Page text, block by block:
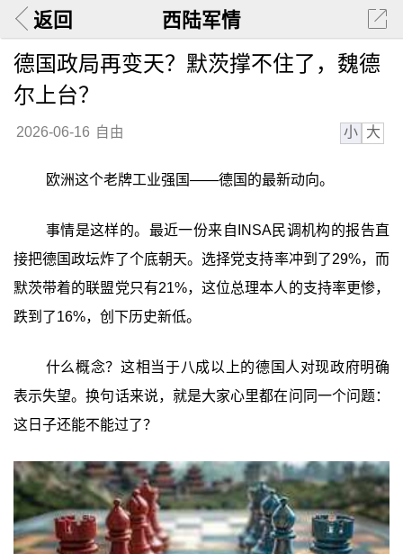
返回 西陆军情
德国政局再变天？默茨撑不住了，魏德
尔上台？
2026-06-16 自由 小 大
欧洲这个老牌工业强国——德国的最新动向。
事情是这样的。最近一份来自INSA民调机构的报告直
接把德国政坛炸了个底朝天。选择党支持率冲到了29%，而
默茨带着的联盟党只有21%，这位总理本人的支持率更惨，
跌到了16%，创下历史新低。
什么概念？这相当于八成以上的德国人对现政府明确
表示失望。换句话来说，就是大家心里都在问同一个问题：
这日子还能不能过了？